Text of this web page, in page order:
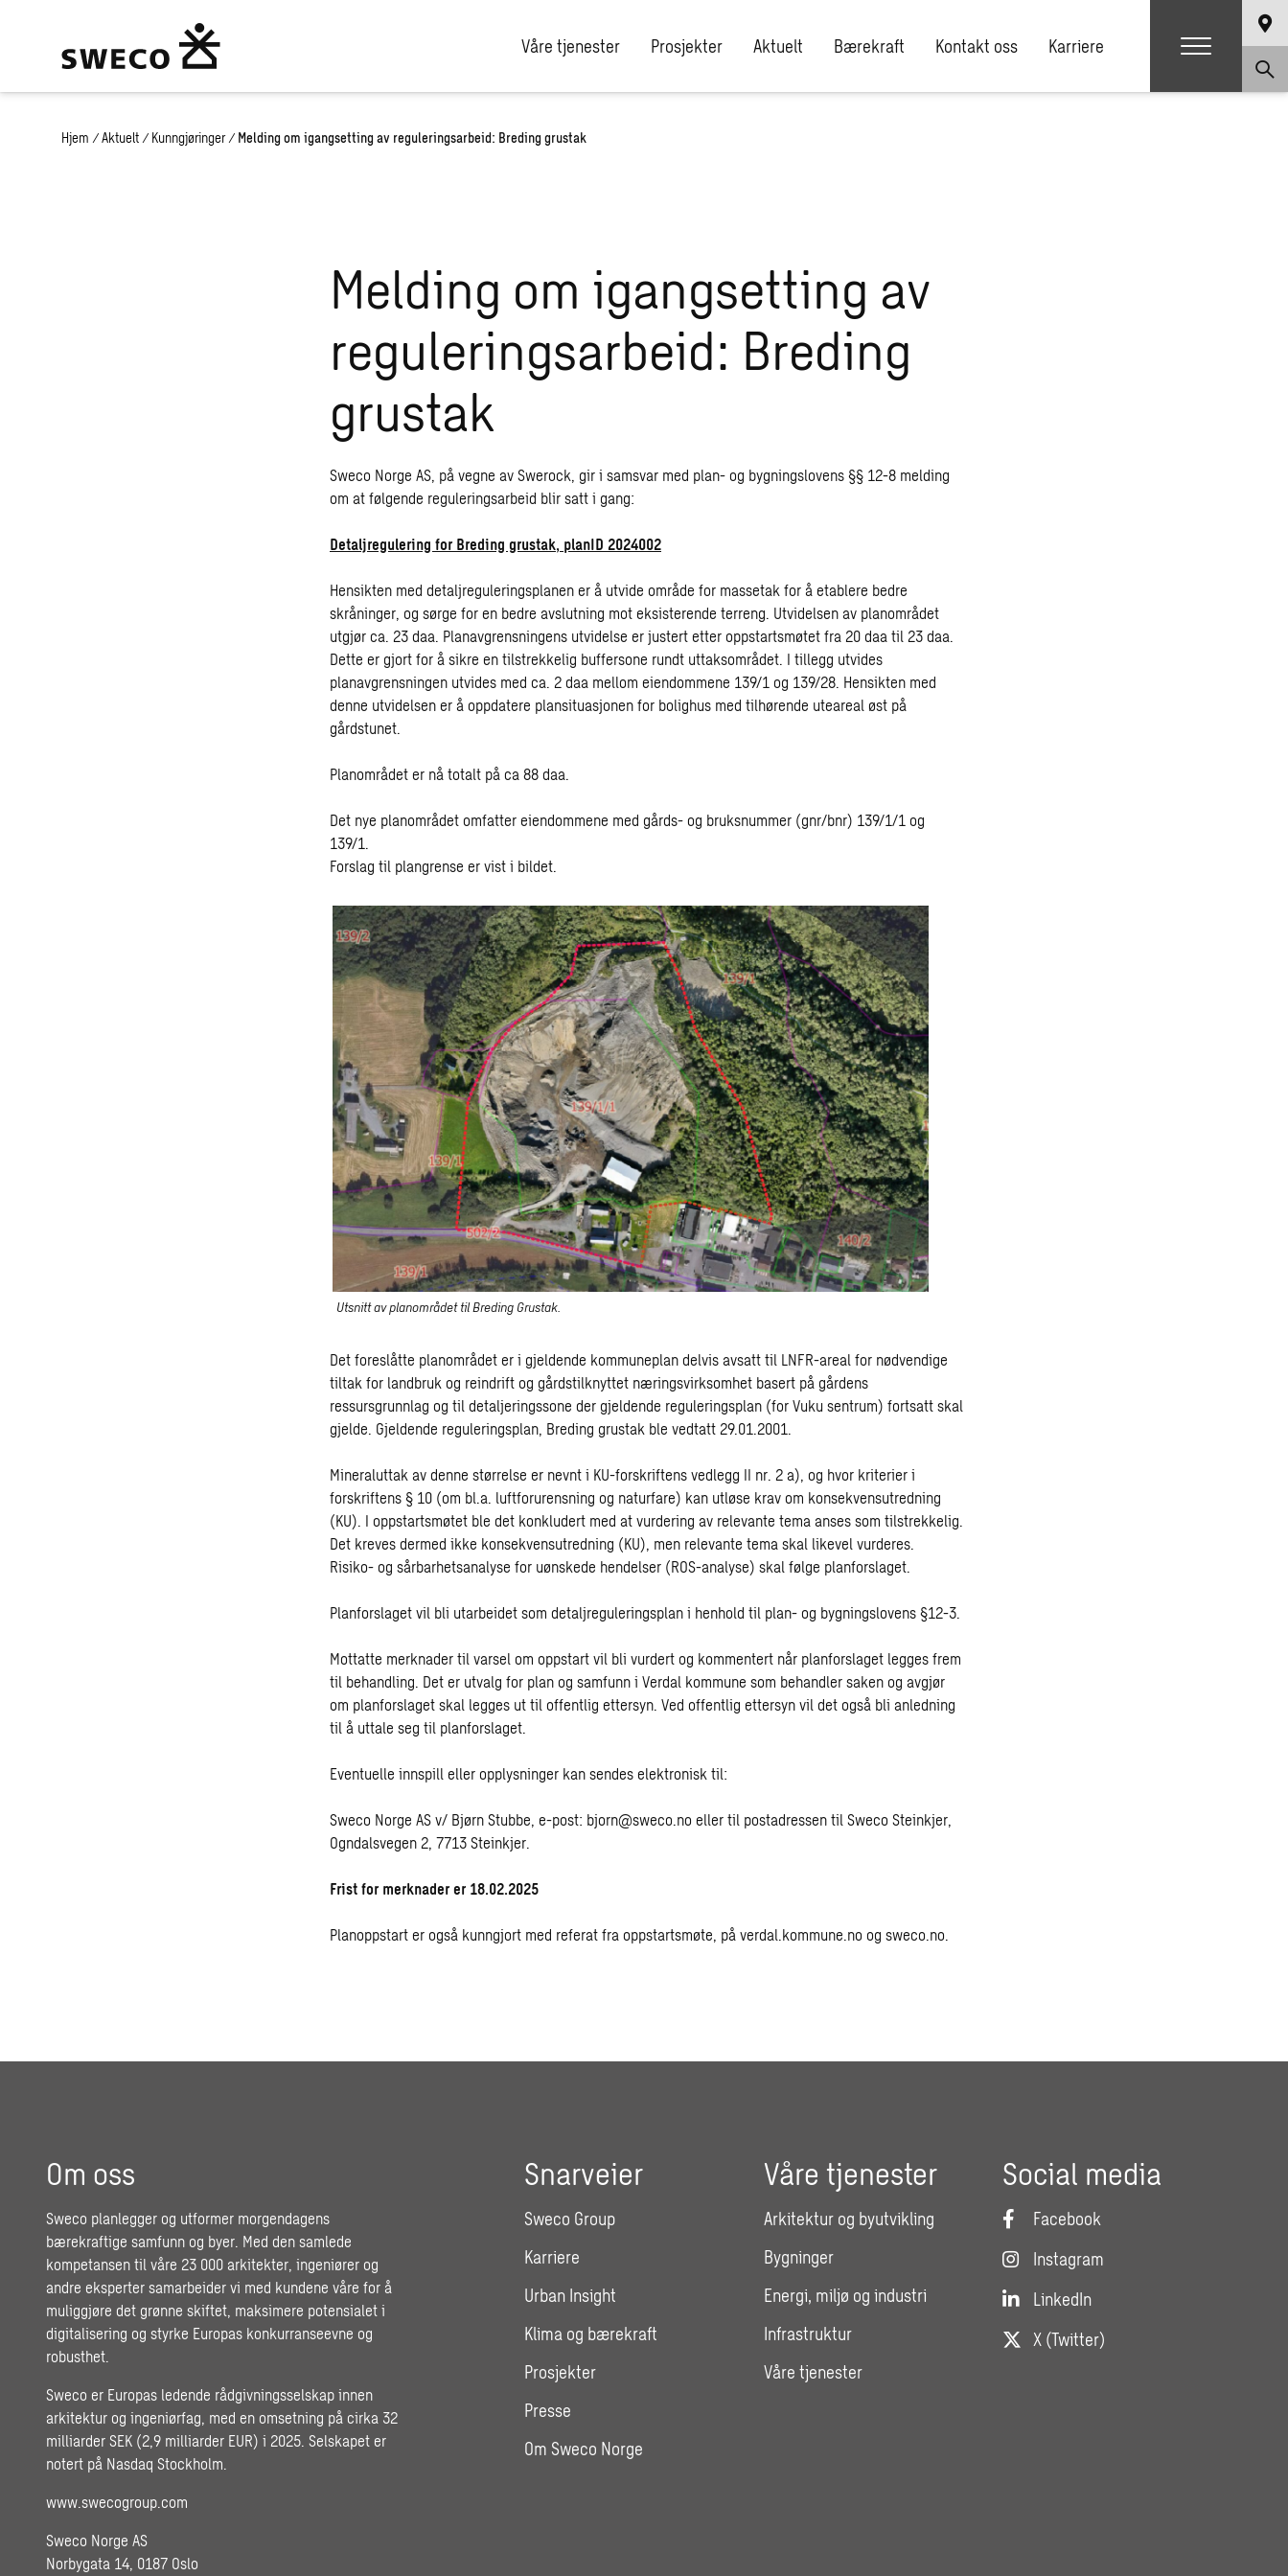
Våre tjenester Prosjekter Aktuelt Bærekraft Kontakt oss Karriere
Hjem / Aktuelt / Kunngjøringer / Melding om igangsetting av reguleringsarbeid: Breding grustak
Melding om igangsetting av
reguleringsarbeid: Breding
grustak
Sweco Norge AS, på vegne av Swerock, gir i samsvar med plan- og bygningslovens §§ 12-8 melding
om at følgende reguleringsarbeid blir satt i gang:
Detaljregulering for Breding grustak, planID 2024002
Hensikten med detaljreguleringsplanen er å utvide område for massetak for å etablere bedre
skråninger, og sørge for en bedre avslutning mot eksisterende terreng. Utvidelsen av planområdet
utgjør ca. 23 daa. Planavgrensningens utvidelse er justert etter oppstartsmøtet fra 20 daa til 23 daa.
Dette er gjort for å sikre en tilstrekkelig buffersone rundt uttaksområdet. I tillegg utvides
planavgrensningen utvides med ca. 2 daa mellom eiendommene 139/1 og 139/28. Hensikten med
denne utvidelsen er å oppdatere plansituasjonen for bolighus med tilhørende uteareal øst på
gårdstunet.
Planområdet er nå totalt på ca 88 daa.
Det nye planområdet omfatter eiendommene med gårds- og bruksnummer (gnr/bnr) 139/1/1 og
139/1.
Forslag til plangrense er vist i bildet.
Utsnitt av planområdet til Breding Grustak.
Det foreslåtte planområdet er i gjeldende kommuneplan delvis avsatt til LNFR-areal for nødvendige
tiltak for landbruk og reindrift og gårdstilknyttet næringsvirksomhet basert på gårdens
ressursgrunnlag og til detaljeringssone der gjeldende reguleringsplan (for Vuku sentrum) fortsatt skal
gjelde. Gjeldende reguleringsplan, Breding grustak ble vedtatt 29.01.2001.
Mineraluttak av denne størrelse er nevnt i KU-forskriftens vedlegg II nr. 2 a), og hvor kriterier i
forskriftens § 10 (om bl.a. luftforurensning og naturfare) kan utløse krav om konsekvensutredning
(KU). I oppstartsmøtet ble det konkludert med at vurdering av relevante tema anses som tilstrekkelig.
Det kreves dermed ikke konsekvensutredning (KU), men relevante tema skal likevel vurderes.
Risiko- og sårbarhetsanalyse for uønskede hendelser (ROS-analyse) skal følge planforslaget.
Planforslaget vil bli utarbeidet som detaljreguleringsplan i henhold til plan- og bygningslovens §12-3.
Mottatte merknader til varsel om oppstart vil bli vurdert og kommentert når planforslaget legges frem
til behandling. Det er utvalg for plan og samfunn i Verdal kommune som behandler saken og avgjør
om planforslaget skal legges ut til offentlig ettersyn. Ved offentlig ettersyn vil det også bli anledning
til å uttale seg til planforslaget.
Eventuelle innspill eller opplysninger kan sendes elektronisk til:
Sweco Norge AS v/ Bjørn Stubbe, e-post: bjorn@sweco.no eller til postadressen til Sweco Steinkjer,
Ogndalsvegen 2, 7713 Steinkjer.
Frist for merknader er 18.02.2025
Planoppstart er også kunngjort med referat fra oppstartsmøte, på verdal.kommune.no og sweco.no.
Om oss
Sweco planlegger og utformer morgendagens
bærekraftige samfunn og byer. Med den samlede
kompetansen til våre 23 000 arkitekter, ingeniører og
andre eksperter samarbeider vi med kundene våre for å
muliggjøre det grønne skiftet, maksimere potensialet i
digitalisering og styrke Europas konkurranseevne og
robusthet.
Sweco er Europas ledende rådgivningsselskap innen
arkitektur og ingeniørfag, med en omsetning på cirka 32
milliarder SEK (2,9 milliarder EUR) i 2025. Selskapet er
notert på Nasdaq Stockholm.
www.swecogroup.com
Sweco Norge AS
Norbygata 14, 0187 Oslo
Snarveier
Sweco Group
Karriere
Urban Insight
Klima og bærekraft
Prosjekter
Presse
Om Sweco Norge
Våre tjenester
Arkitektur og byutvikling
Bygninger
Energi, miljø og industri
Infrastruktur
Våre tjenester
Social media
Facebook
Instagram
LinkedIn
X (Twitter)